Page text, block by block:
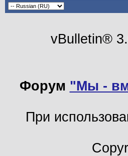
vBulletin®
Форум "Мы -
При